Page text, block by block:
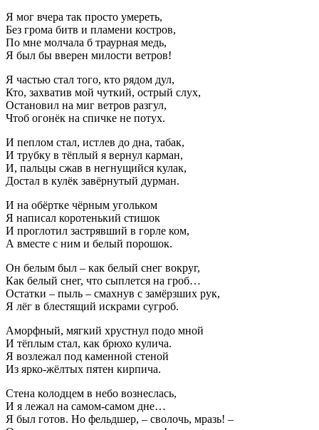
Я мог вчера так просто умереть,
Без грома битв и пламени костров,
По мне молчала б траурная медь,
Я был бы вверен милости ветров!
Я частью стал того, кто рядом дул,
Кто, захватив мой чуткий, острый слух,
Остановил на миг ветров разгул,
Чтоб огонёк на спичке не потух.
И пеплом стал, истлев до дна, табак,
И трубку в тёплый я вернул карман,
И, пальцы сжав в негнущийся кулак,
Достал в кулёк завёрнутый дурман.
И на обёртке чёрным угольком
Я написал коротенький стишок
И проглотил застрявший в горле ком,
А вместе с ним и белый порошок.
Он белым был – как белый снег вокруг,
Как белый снег, что сыплется на гроб…
Остатки – пыль – смахнув с замёрзших рук,
Я лёг в блестящий искрами сугроб.
Аморфный, мягкий хрустнул подо мной
И тёплым стал, как брюхо кулича.
Я возлежал под каменной стеной
Из ярко-жёлтых пятен кирпича.
Стена колодцем в небо вознеслась,
И я лежал на самом-самом дне…
Я был готов. Но фельдшер, – сволочь, мразь! –